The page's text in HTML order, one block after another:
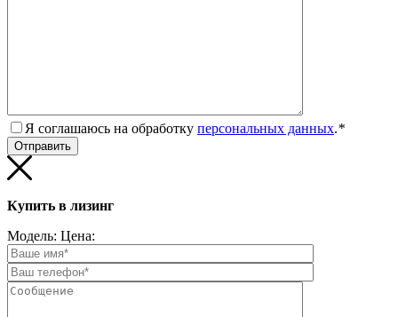
Я соглашаюсь на обработку персональных данных.*
Купить в лизинг
Модель: Цена: